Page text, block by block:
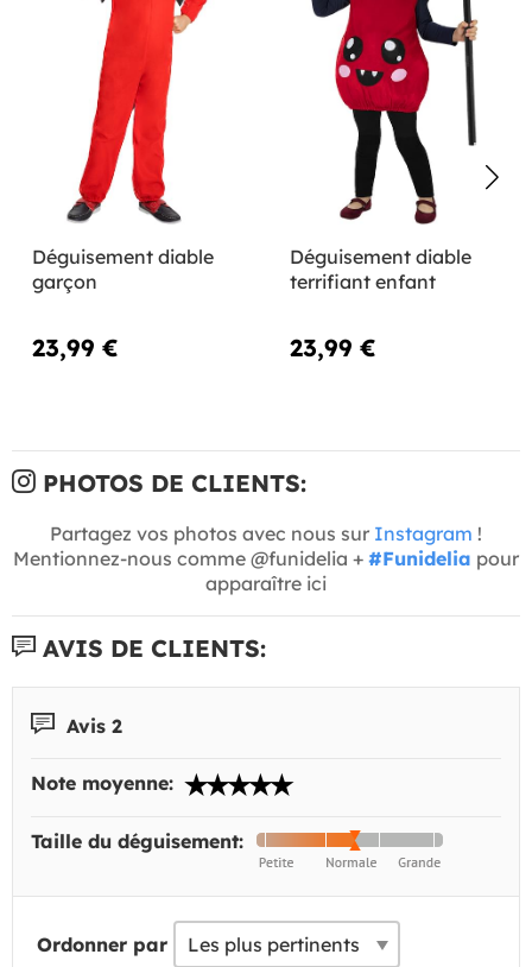
Déguisement diable
garçon
23,99 €
Déguisement diable
terrifiant enfant
23,99 €
PHOTOS DE CLIENTS:
Partagez vos photos avec nous sur Instagram !
Mentionnez-nous comme @funidelia + #Funidelia pour
apparaître ici
AVIS DE CLIENTS:
Avis 2
Note moyenne:
Taille du déguisement:
Ordonner par